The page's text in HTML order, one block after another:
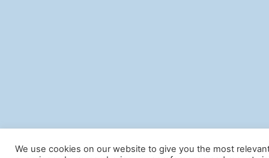
We use cookies on our website to give you the most